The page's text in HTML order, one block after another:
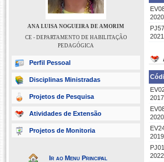
ANA LUISA NOGUEIRA DE AMORIM
CE - DEPARTAMENTO DE HABILITAÇÃO
PEDAGÓGICA
Perfil Pessoal
Disciplinas Ministradas
Projetos de Pesquisa
Atividades de Extensão
Projetos de Monitoria
Ir ao Menu Principal
2020
2021
2017
2020
2019
2022